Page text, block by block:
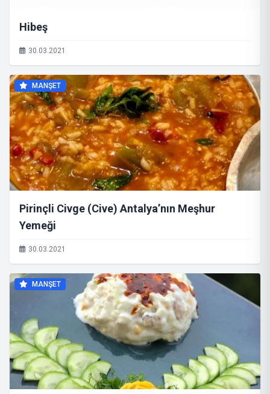
Hibeş
30.03.2021
MANŞET
Pirinçli Civge (Cive) Antalya’nın Meşhur
Yemeği
30.03.2021
MANŞET